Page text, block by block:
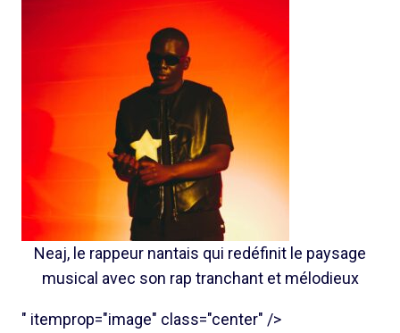
Neaj, le rappeur nantais qui redéfinit le paysage
musical avec son rap tranchant et mélodieux
" itemprop="image" class="center" />